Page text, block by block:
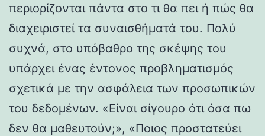
περιορίζονται πάντα στο τι θα πει ή πώς θα
διαχειριστεί τα συναισθήματά του. Πολύ
συχνά, στο υπόβαθρο της σκέψης του
υπάρχει ένας έντονος προβληματισμός
σχετικά με την ασφάλεια των προσωπικών
του δεδομένων. «Είναι σίγουρο ότι όσα πω
δεν θα μαθευτούν;», «Ποιος προστατεύει